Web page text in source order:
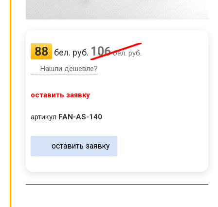
88 бел. руб. 106бел. руб.
Нашли дешевле?
оставить заявку
артикул FAN-AS-140
оставить заявку